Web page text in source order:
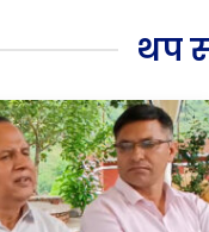
थप